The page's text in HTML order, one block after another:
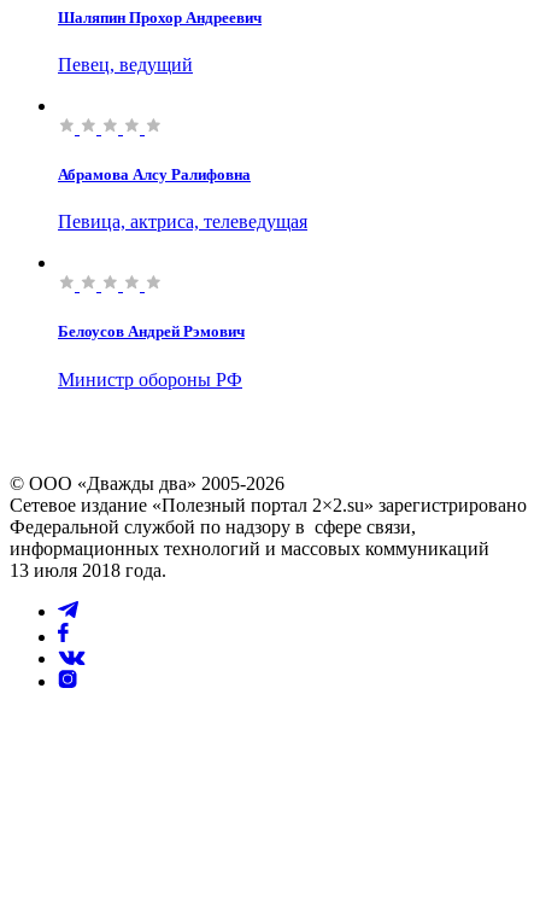
Шаляпин Прохор Андреевич
Певец, ведущий
Абрамова Алсу Ралифовна
Певица, актриса, телеведущая
Белоусов Андрей Рэмович
Министр обороны РФ
© ООО «Дважды два» 2005-2026
Сетевое издание «Полезный портал 2×2.su» зарегистрировано
Федеральной службой по надзору в сфере связи,
информационных технологий и массовых коммуникаций
13 июля 2018 года.